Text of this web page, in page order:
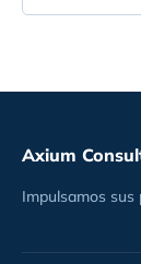
Axium
Impulsamos